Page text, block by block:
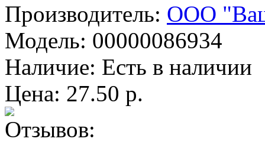
Производитель: ООО
Модель: 00000086934
Наличие: Есть в наличии
Цена: 27.50 р.